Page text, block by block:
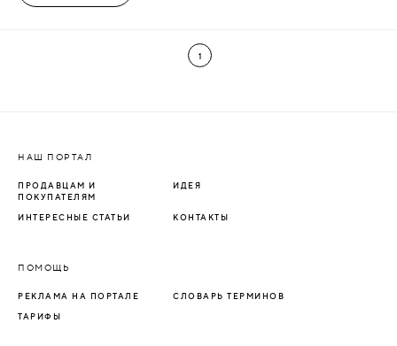
1
НАШ ПОРТАЛ
ПРОДАВЦАМ И
ПОКУПАТЕЛЯМ
ИДЕЯ
ИНТЕРЕСНЫЕ СТАТЬИ КОНТАКТЫ
ПОМОЩЬ
РЕКЛАМА НА ПОРТАЛЕ СЛОВАРЬ ТЕРМИНОВ
ТАРИФЫ